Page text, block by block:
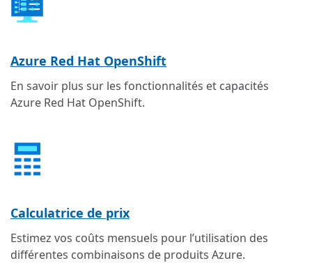
Azure Red Hat OpenShift
En savoir plus sur les fonctionnalités et capacités
Azure Red Hat OpenShift.
Calculatrice de prix
Estimez vos coûts mensuels pour l’utilisation des
différentes combinaisons de produits Azure.